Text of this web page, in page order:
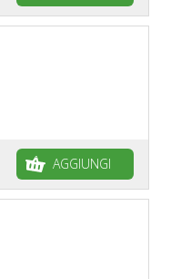
AGGIUNGI